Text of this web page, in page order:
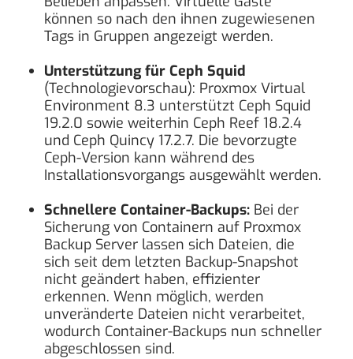
können so nach den ihnen zugewiesenen
Tags in Gruppen angezeigt werden.
Unterstützung für Ceph Squid
(Technologievorschau): Proxmox Virtual
Environment 8.3 unterstützt Ceph Squid
19.2.0 sowie weiterhin Ceph Reef 18.2.4
und Ceph Quincy 17.2.7. Die bevorzugte
Ceph-Version kann während des
Installationsvorgangs ausgewählt werden.
Schnellere Container-Backups: Bei der
Sicherung von Containern auf Proxmox
Backup Server lassen sich Dateien, die
sich seit dem letzten Backup-Snapshot
nicht geändert haben, effizienter
erkennen. Wenn möglich, werden
unveränderte Dateien nicht verarbeitet,
wodurch Container-Backups nun schneller
abgeschlossen sind.